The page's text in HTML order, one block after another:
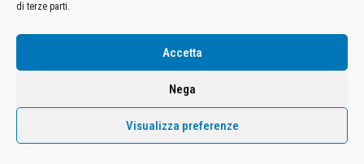
di terze parti.
Accetta
Nega
Visualizza preferenze